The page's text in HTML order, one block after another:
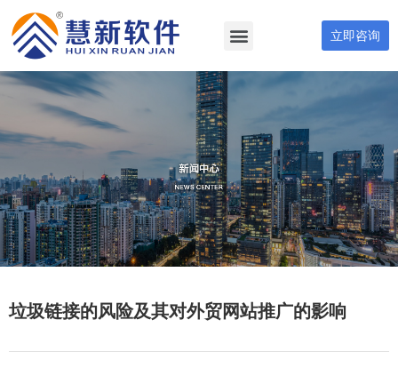
立即咨询
垃圾链接的风险及其对外贸网站推广的影响